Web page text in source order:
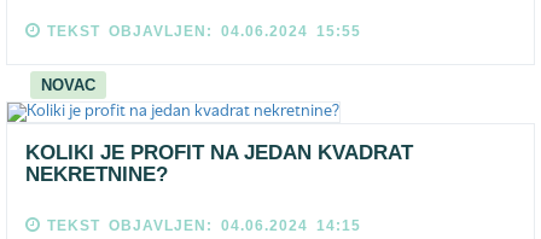
TEKST OBJAVLJEN: 04.06.2024 15:55
NOVAC
KOLIKI JE PROFIT NA JEDAN KVADRAT
NEKRETNINE?
TEKST OBJAVLJEN: 04.06.2024 14:15